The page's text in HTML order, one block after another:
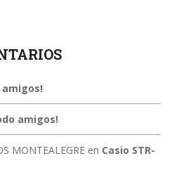
amigos!
MONTEALEGREen Casio STR-